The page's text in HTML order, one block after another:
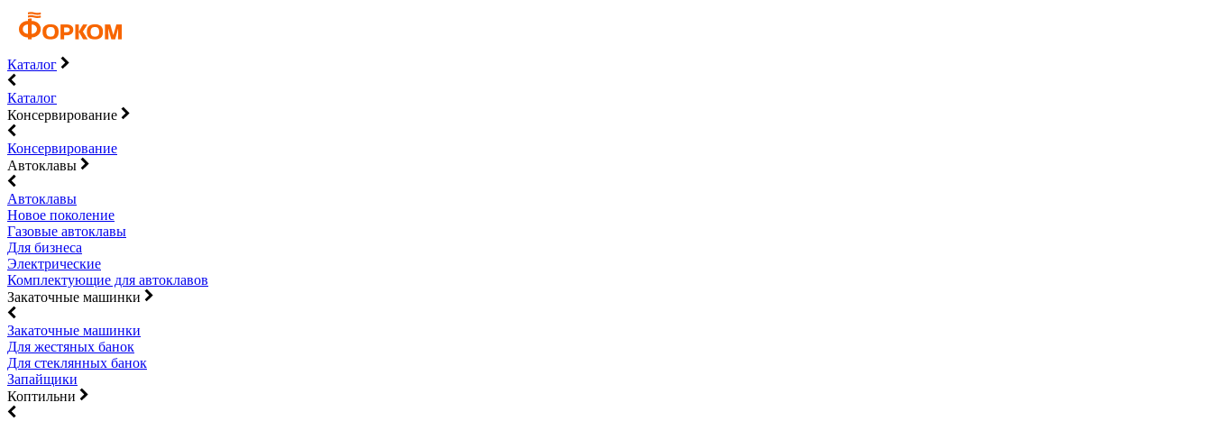
Каталог
Каталог
Консервирование
Консервирование
Автоклавы
Автоклавы
Новое поколение
Газовые автоклавы
Для бизнеса
Электрические
Комплектующие для автоклавов
Закаточные машинки
Закаточные машинки
Для жестяных банок
Для стеклянных банок
Запайщики
Коптильни